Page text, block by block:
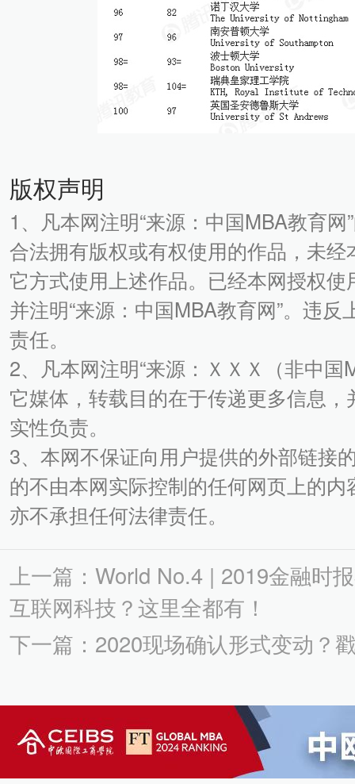
版权声明
1、凡本网注明“来源：中国MBA教育
合法拥有版权或有权使用的作品，未
它方式使用上述作品。已经本网授权
并注明“来源：中国MBA教育网”。违
责任。
2、凡本网注明“来源：ＸＸＸ（非中
它媒体，转载目的在于传递更多信息
实性负责。
3、本网不保证向用户提供的外部链接
的不由本网实际控制的任何网页上的
亦不承担任何法律责任。
上一篇：World No.4 | 2019金融时
互联网科技？这里全都有！
下一篇：2020现场确认形式变动？